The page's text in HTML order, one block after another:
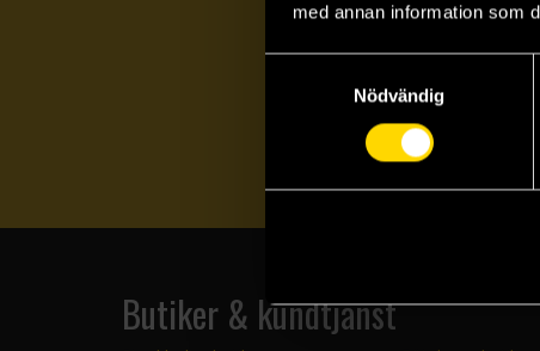
med annan information som
Nödvändig
Butiker & kundtjänst